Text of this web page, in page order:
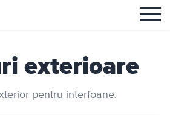
exterioare
pentru interfoane.